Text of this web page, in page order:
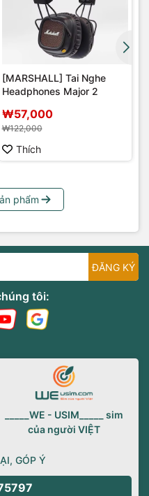
[MARSHALL] Tai Nghe
Headphones Major 2
₩57,000
₩122,000
Thích
phẩm
ĐĂNG KÝ
tôi:
_____WE - USIM_____ sim
của người VIỆT
GÓP Ý